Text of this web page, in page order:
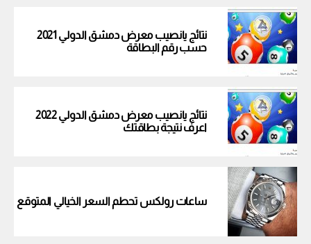
نتائج يانصيب معرض دمشق الدولي 2021
حسب رقم البطاقة
نتائج يانصيب معرض دمشق الدولي 2022
اعرف نتيجة بطاقتك
ساعات رولكس تحطم السعر الخيالي المتوقع